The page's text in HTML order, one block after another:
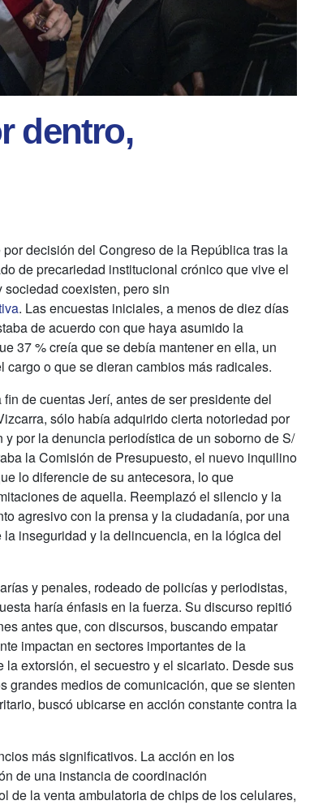
dentro,
decisión del Congreso de la República tras la
de precariedad institucional crónico que vive el
coexisten, pero sin
. Las encuestas iniciales, a menos de diez días
de acuerdo con que haya asumido la
37 % creía que se debía mantener en ella, un
o que se dieran cambios más radicales.
de cuentas Jerí, antes de ser presidente del
sólo había adquirido cierta notoriedad por
por la denuncia periodística de un soborno de S/
la Comisión de Presupuesto, el nuevo inquilino
lo diferencie de su antecesora, lo que
de aquella. Reemplazó el silencio y la
agresivo con la prensa y la ciudadanía, por una
inseguridad y la delincuencia, en la lógica del
y penales, rodeado de policías y periodistas,
haría énfasis en la fuerza. Su discurso repitió
antes que, con discursos, buscando empatar
impactan en sectores importantes de la
extorsión, el secuestro y el sicariato. Desde sus
grandes medios de comunicación, que se sienten
buscó ubicarse en acción constante contra la
más significativos. La acción en los
de una instancia de coordinación
de la venta ambulatoria de chips de los celulares,